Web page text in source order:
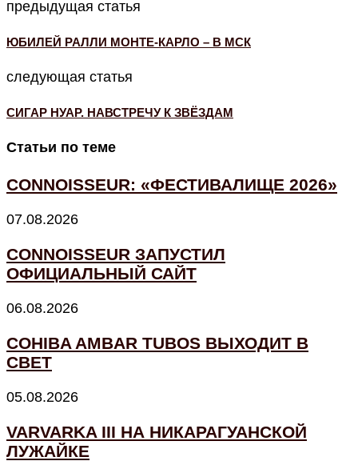
предыдущая статья
ЮБИЛЕЙ РАЛЛИ МОНТЕ-КАРЛО – В МСК
следующая статья
СИГАР НУАР. НАВСТРЕЧУ К ЗВЁЗДАМ
Статьи по теме
CONNOISSEUR: «ФЕСТИВАЛИЩЕ 2026»
07.08.2026
CONNOISSEUR ЗАПУСТИЛ
ОФИЦИАЛЬНЫЙ САЙТ
06.08.2026
COHIBA AMBAR TUBOS ВЫХОДИТ В
СВЕТ
05.08.2026
VARVARKA III НА НИКАРАГУАНСКОЙ
ЛУЖАЙКЕ